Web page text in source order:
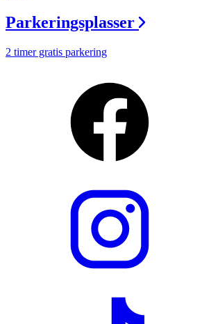
Parkeringsplasser
2 timer gratis parkering